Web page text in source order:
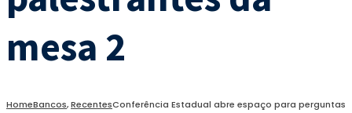
mesa 2
HomeBancos,RecentesConferência Estadual abre espaço para perguntas